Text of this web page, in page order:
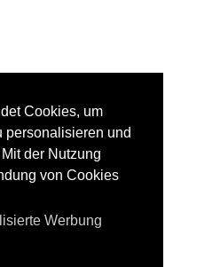
Cookies, um
personalisieren und
der Nutzung
von Cookies
Werbung